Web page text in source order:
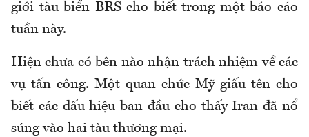
giới tàu biển BRS cho biết trong một báo cáo
tuần này.
Hiện chưa có bên nào nhận trách nhiệm về các
vụ tấn công. Một quan chức Mỹ giấu tên cho
biết các dấu hiệu ban đầu cho thấy Iran đã nổ
súng vào hai tàu thương mại.